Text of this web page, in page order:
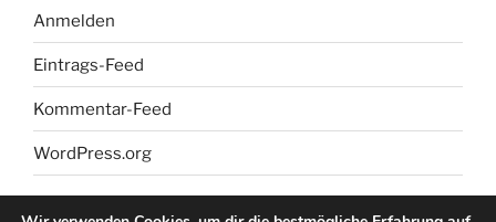
Anmelden
Eintrags-Feed
Kommentar-Feed
WordPress.org